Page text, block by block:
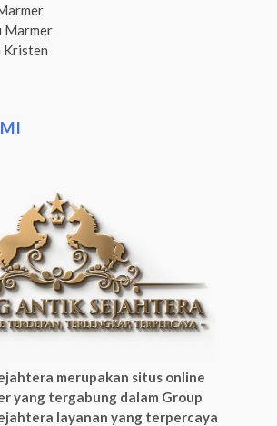
Marmer
Kristen
merupakan situs online
yang tergabung dalam Group
layanan yang terpercaya